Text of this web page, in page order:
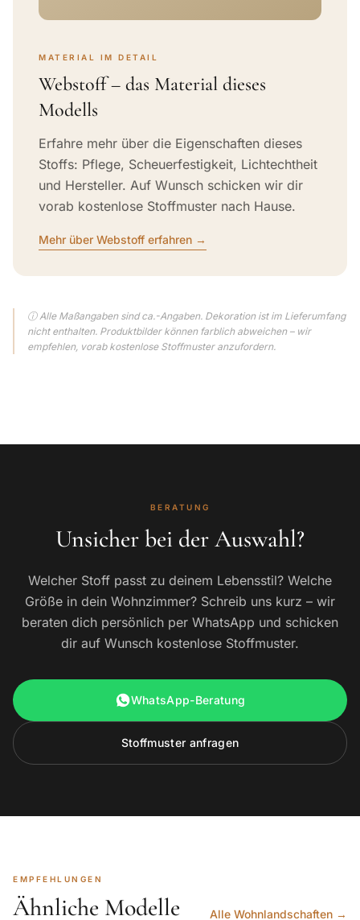
MATERIAL IM DETAIL
Webstoff – das Material dieses
Modells
Erfahre mehr über die Eigenschaften dieses
Stoffs: Pflege, Scheuerfestigkeit, Lichtechtheit
und Hersteller. Auf Wunsch schicken wir dir
vorab kostenlose Stoffmuster nach Hause.
Mehr über Webstoff erfahren →
ⓘ Alle Maßangaben sind ca.-Angaben. Dekoration ist im Lieferumfang
nicht enthalten. Produktbilder können farblich abweichen – wir
empfehlen, vorab kostenlose Stoffmuster anzufordern.
BERATUNG
Unsicher bei der Auswahl?
Welcher Stoff passt zu deinem Lebensstil? Welche
Größe in dein Wohnzimmer? Schreib uns kurz – wir
beraten dich persönlich per WhatsApp und schicken
dir auf Wunsch kostenlose Stoffmuster.
WhatsApp-Beratung
Stoffmuster anfragen
EMPFEHLUNGEN
Ähnliche Modelle Alle Wohnlandschaften →